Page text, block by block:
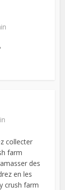
collecter
farm
des
en les
crush farm